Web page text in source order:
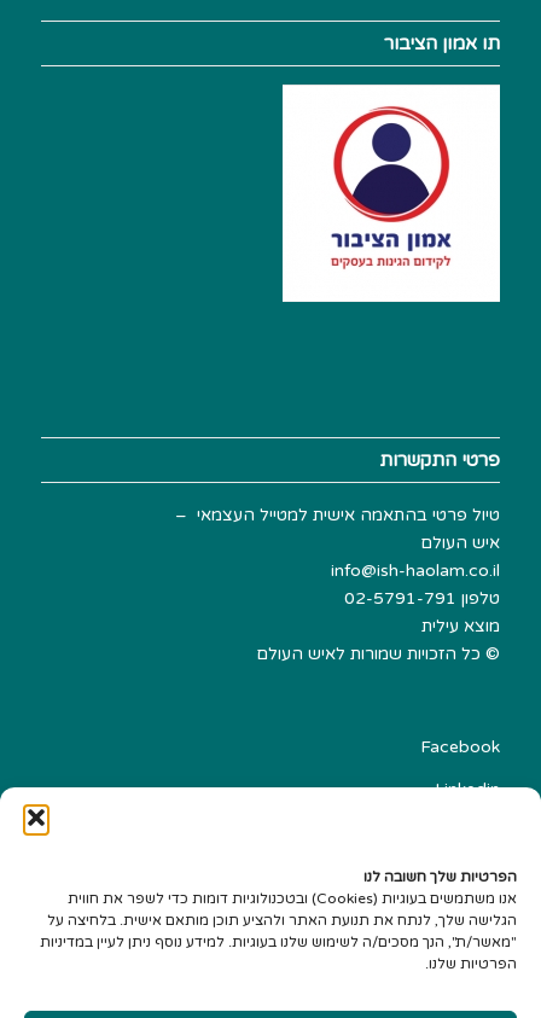
הפרטיות שלך חשובה לנו
אנו משתמשים בעוגיות (Cookies) ובטכנולוגיות דומות כדי לשפר את חווית
הגלישה שלך, לנתח את תנועת האתר ולהציע תוכן מותאם אישית. בלחיצה על
"מאשר/ת", הנך מסכים/ה לשימוש שלנו בעוגיות. למידע נוסף ניתן לעיין במדיניות
הפרטיות שלנו.
תו אמון הציבור
פרטי התקשרות
טיול פרטי בהתאמה אישית למטייל העצמאי –
איש העולם
info@ish-haolam.co.il
טלפון 02-5791-791
מוצא עילית
© כל הזכויות שמורות לאיש העולם
Facebook
Linkedin
עיצוב אתרים Best-SEO